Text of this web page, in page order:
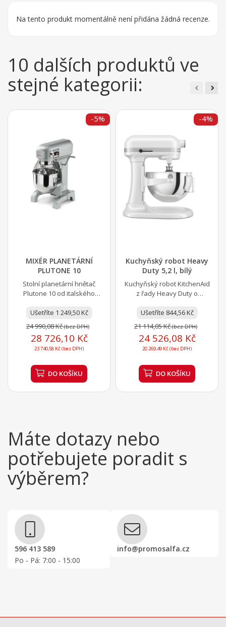
Na tento produkt momentálně není přidána žádná recenze.
10 dalších produktů ve
stejné kategorii:
MIXÉR PLANETÁRNÍ
PLUTONE 10
Stolní planetární hnětač
Plutone 10 od italského
profesionální stolní
planetární...
Ušetříte 1 249,50 Kč
24 990,08 Kč(bez DPH)
-5%
28 726,10 Kč
23 740,58 Kč (bez DPH)
DO KOŠÍKU
Kuchyňský robot Heavy
Duty 5,2 l, bílý
Kuchyňský robot KitchenAid
z řady Heavy Duty o
až do hmotnosti 3,2 kg...
Ušetříte 844,56 Kč
21 114,05 Kč(bez DPH)
-4%
24 526,08 Kč
20 269,49 Kč (bez DPH)
DO KOŠÍKU
Máte dotazy nebo
potřebujete poradit s
výběrem?
596 413 589
Po - Pá: 7:00 - 15:00
info@promosalfa.cz